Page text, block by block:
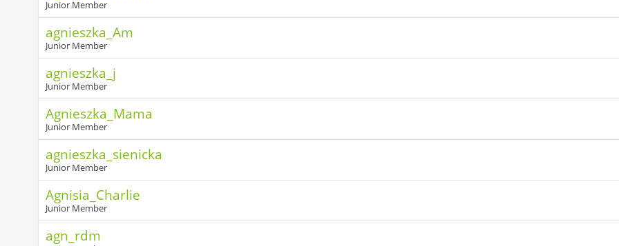
Junior Member
agnieszka_Am
Junior Member
agnieszka_j
Junior Member
Agnieszka_Mama
Junior Member
agnieszka_sienicka
Junior Member
Agnisia_Charlie
Junior Member
agn_rdm